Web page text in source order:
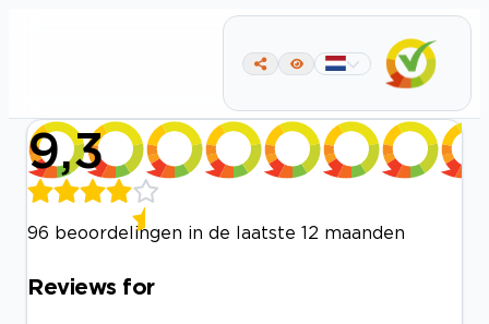
9,3
96 beoordelingen in de laatste 12 maanden
Reviews for